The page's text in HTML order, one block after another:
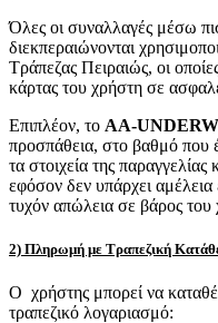
Όλες οι συναλλαγές μέσω
διεκπεραιώνονται
Τράπεζας Πειραιώς, οι
κάρτας του χρήστη σε
Επιπλέον, το AA-
προσπάθεια, στο βαθμό που
τα στοιχεία της
εφόσον δεν υπάρχει
τυχόν απώλεια σε βάρος του
2) Πληρωμή με Τραπεζική
Ο χρήστης μπορεί να
τραπεζικό λογαριασμό: